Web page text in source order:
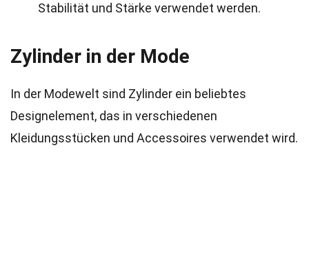
Stabilität und Stärke verwendet werden.
Zylinder in der Mode
In der Modewelt sind Zylinder ein beliebtes
Designelement, das in verschiedenen
Kleidungsstücken und Accessoires verwendet wird.